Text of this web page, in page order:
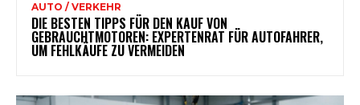
AUTO / VERKEHR
DIE BESTEN TIPPS FÜR DEN KAUF VON
GEBRAUCHTMOTOREN: EXPERTENRAT FÜR AUTOFAHRER,
UM FEHLKÄUFE ZU VERMEIDEN